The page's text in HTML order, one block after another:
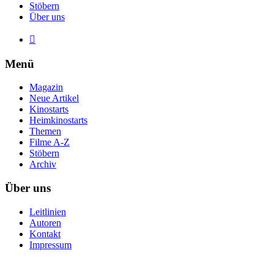
Stöbern
Über uns

Menü
Magazin
Neue Artikel
Kinostarts
Heimkinostarts
Themen
Filme A-Z
Stöbern
Archiv
Über uns
Leitlinien
Autoren
Kontakt
Impressum